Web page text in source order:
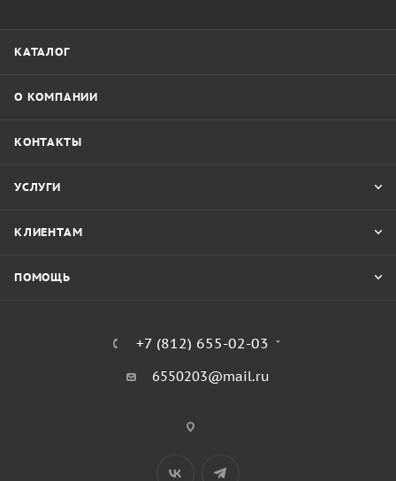
КАТАЛОГ
О КОМПАНИИ
КОНТАКТЫ
УСЛУГИ
КЛИЕНТАМ
ПОМОЩЬ
+7 (812) 655-02-03
6550203@mail.ru